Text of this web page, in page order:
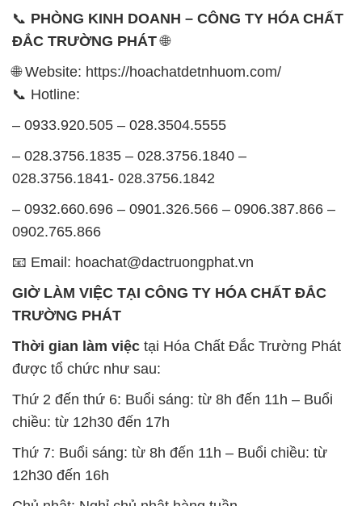
– 0933.920.505 – 028.3504.5555
028.3756.1841- 028.3756.1842
0902.765.866
📧 Email: hoachat@dactruongphat.vn
TRƯỜNG PHÁT
được tổ chức như sau:
Thứ 2 đến thứ 6: Buổi sáng: từ 8h đến 11h – Buổi
chiều: từ 12h30 đến 17h
Thứ 7: Buổi sáng: từ 8h đến 11h – Buổi chiều: từ
12h30 đến 16h
Chủ nhật: Nghỉ chủ nhật hàng tuần
thủ giờ làm việc để đảm bảo sự hỗ trợ tốt nhất cho
khách hàng và đảm bảo hiệu suất công việc cao